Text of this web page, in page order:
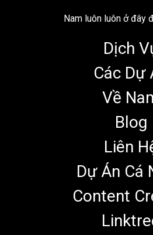
Nam luôn luôn ở đây
Dịch
Các Dự
Về
Blog
Liên
Dự Án Cá
Content